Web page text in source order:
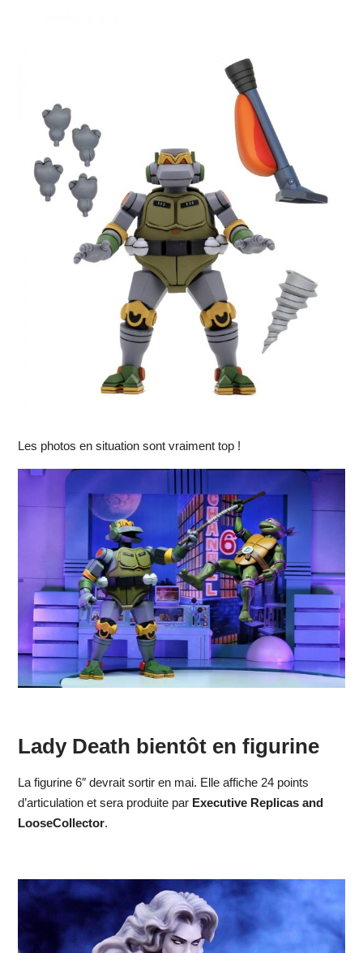
Les photos en situation sont vraiment top !
Lady Death bientôt en figurine
La figurine 6″ devrait sortir en mai. Elle affiche 24 points
d’articulation et sera produite par Executive Replicas and
LooseCollector.